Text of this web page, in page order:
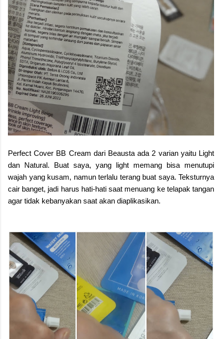
Perfect Cover BB Cream dari Beausta ada 2 varian yaitu Light
dan Natural. Buat saya, yang light memang bisa menutupi
wajah yang kusam, namun terlalu terang buat saya. Teksturnya
cair banget, jadi harus hati-hati saat menuang ke telapak tangan
agar tidak kebanyakan saat akan diaplikasikan.